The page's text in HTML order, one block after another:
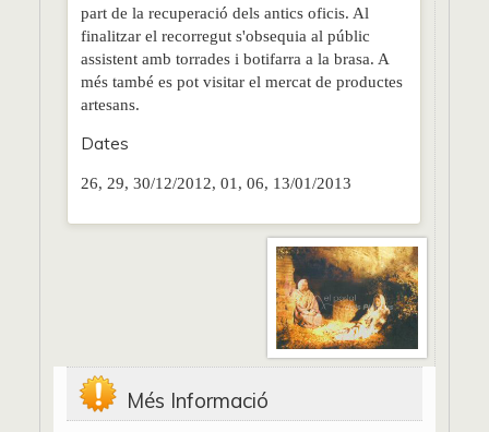
part de la recuperació dels antics oficis. Al
finalitzar el recorregut s'obsequia al públic
assistent amb torrades i botifarra a la brasa. A
més també es pot visitar el mercat de productes
artesans.
Dates
26, 29, 30/12/2012, 01, 06, 13/01/2013
Més Informació